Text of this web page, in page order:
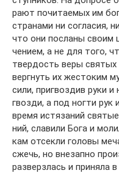
ра­ют по­чи­та­е­мых им
стра­на­ми ни со­гла­сия,
что они по­сла­ны сво­им
че­ни­ем, а не для то­го,
твер­дость ве­ры
верг­нуть их же­сто­ким
си­ли, при­гвоз­див ру­ки и
гвоз­ди, а под ног­ти
вре­мя ис­тя­за­ний
ний, сла­ви­ли Бо­га и
кам от­сек­ли го­ло­вы
сжечь, но вне­зап­но
раз­верз­лась и при­ня­ла